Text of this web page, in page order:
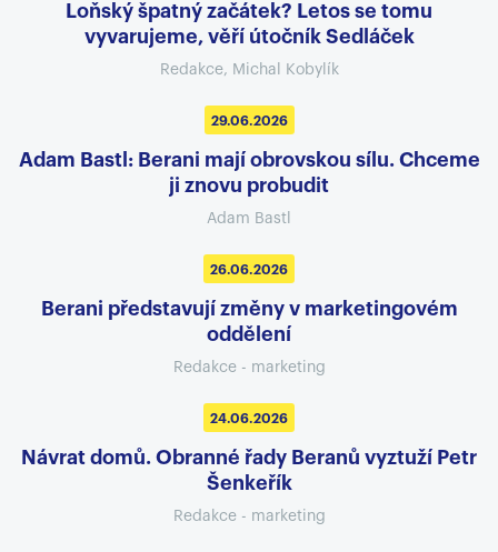
Loňský špatný začátek? Letos se tomu
vyvarujeme, věří útočník Sedláček
Redakce, Michal Kobylík
29.06.2026
Adam Bastl: Berani mají obrovskou sílu. Chceme
ji znovu probudit
Adam Bastl
26.06.2026
Berani představují změny v marketingovém
oddělení
Redakce - marketing
24.06.2026
Návrat domů. Obranné řady Beranů vyztuží Petr
Šenkeřík
Redakce - marketing